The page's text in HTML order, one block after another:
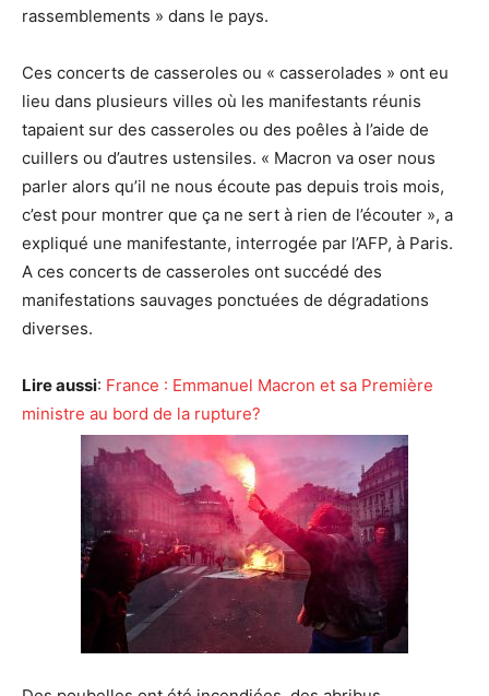
rassemblements » dans le pays.
Ces concerts de casseroles ou « casserolades » ont eu
lieu dans plusieurs villes où les manifestants réunis
tapaient sur des casseroles ou des poêles à l’aide de
cuillers ou d’autres ustensiles. « Macron va oser nous
parler alors qu’il ne nous écoute pas depuis trois mois,
c’est pour montrer que ça ne sert à rien de l’écouter », a
expliqué une manifestante, interrogée par l’AFP, à Paris.
A ces concerts de casseroles ont succédé des
manifestations sauvages ponctuées de dégradations
diverses.
Lire aussi: France : Emmanuel Macron et sa Première
ministre au bord de la rupture?